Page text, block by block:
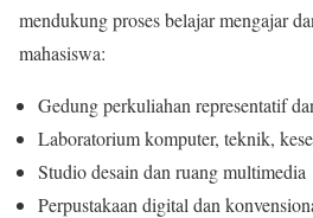
mendukung proses belajar mengajar
mahasiswa:
Gedung perkuliahan representatif
Laboratorium komputer, teknik,
Studio desain dan ruang multimedia
Perpustakaan digital dan